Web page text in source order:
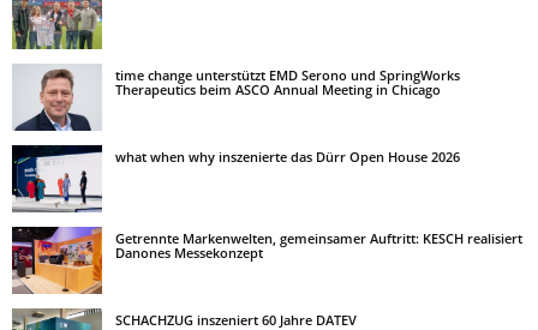
time change unterstützt EMD Serono und SpringWorks
Therapeutics beim ASCO Annual Meeting in Chicago
what when why inszenierte das Dürr Open House 2026
Getrennte Markenwelten, gemeinsamer Auftritt: KESCH realisiert
Danones Messekonzept
SCHACHZUG inszeniert 60 Jahre DATEV